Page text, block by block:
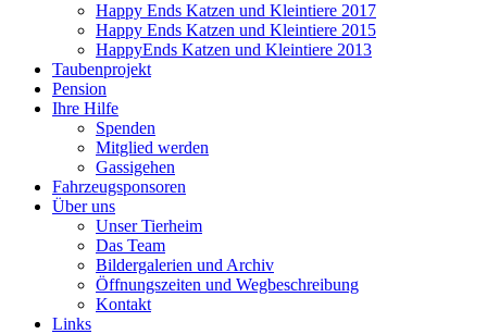
Happy Ends Katzen und Kleintiere 2017
Happy Ends Katzen und Kleintiere 2015
HappyEnds Katzen und Kleintiere 2013
Taubenprojekt
Pension
Ihre Hilfe
Spenden
Mitglied werden
Gassigehen
Fahrzeugsponsoren
Über uns
Unser Tierheim
Das Team
Bildergalerien und Archiv
Öffnungszeiten und Wegbeschreibung
Kontakt
Links